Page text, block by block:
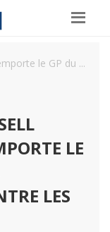
le GP du ...
LE
LES